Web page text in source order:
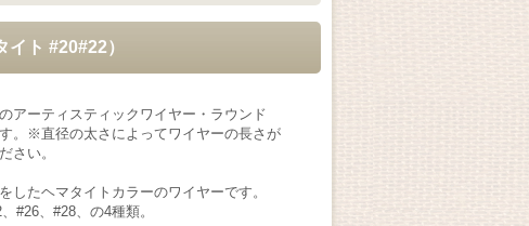
ト #20#22）
アーティスティックワイヤー・ラウンド
す。※直径の太さによってワイヤーの長さが
さい。
したヘマタイトカラーのワイヤーです。
#26、#28、の4種類。